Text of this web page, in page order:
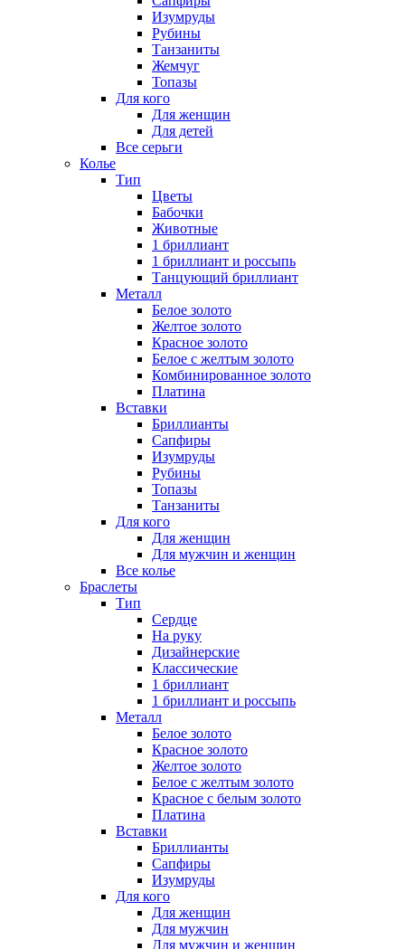
Изумруды
Рубины
Танзаниты
Жемчуг
Топазы
Для кого
Для женщин
Для детей
Все серьги
Колье
Тип
Цветы
Бабочки
Животные
1 бриллиант
1 бриллиант и россыпь
Танцующий бриллиант
Металл
Белое золото
Желтое золото
Красное золото
Белое с желтым золото
Комбинированное золото
Платина
Вставки
Бриллианты
Сапфиры
Изумруды
Рубины
Топазы
Танзаниты
Для кого
Для женщин
Для мужчин и женщин
Все колье
Браслеты
Тип
Сердце
На руку
Дизайнерские
Классические
1 бриллиант
1 бриллиант и россыпь
Металл
Белое золото
Красное золото
Желтое золото
Белое с желтым золото
Красное с белым золото
Платина
Вставки
Бриллианты
Сапфиры
Изумруды
Для кого
Для женщин
Для мужчин
Для мужчин и женщин